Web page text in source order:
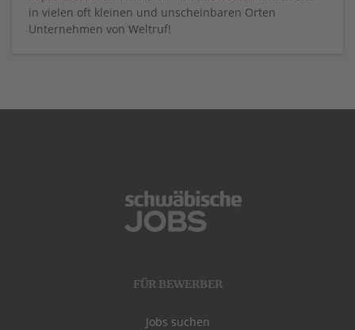
in vielen oft kleinen und unscheinbaren Orten
Unternehmen von Weltruf!
FÜR BEWERBER
Jobs suchen